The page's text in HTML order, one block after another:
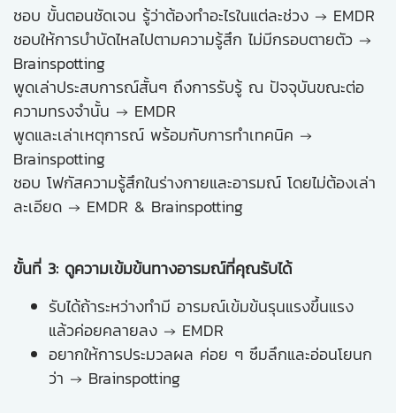
ชอบ ขั้นตอนชัดเจน รู้ว่าต้องทำอะไรในแต่ละช่วง → EMDR
ชอบให้การบำบัดไหลไปตามความรู้สึก ไม่มีกรอบตายตัว →
Brainspotting
พูดเล่าประสบการณ์สั้นๆ ถึงการรับรู้ ณ ปัจจุบันขณะต่อ
ความทรงจำนั้น → EMDR
พูดและเล่าเหตุการณ์ พร้อมกับการทำเทคนิค →
Brainspotting
ชอบ โฟกัสความรู้สึกในร่างกายและอารมณ์ โดยไม่ต้องเล่า
ละเอียด → EMDR & Brainspotting
ขั้นที่ 3: ดูความเข้มข้นทางอารมณ์ที่คุณรับได้
รับได้ถ้าระหว่างทำมี อารมณ์เข้มข้นรุนแรงขึ้นแรง
แล้วค่อยคลายลง → EMDR
อยากให้การประมวลผล ค่อย ๆ ซึมลึกและอ่อนโยนก
ว่า → Brainspotting